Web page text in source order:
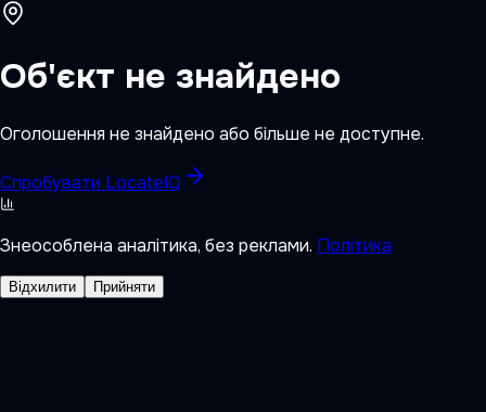
Об'єкт не знайдено
Оголошення не знайдено або більше не доступне.
Спробувати LocateIQ
Знеособлена аналітика, без реклами. Політика
Відхилити Прийняти